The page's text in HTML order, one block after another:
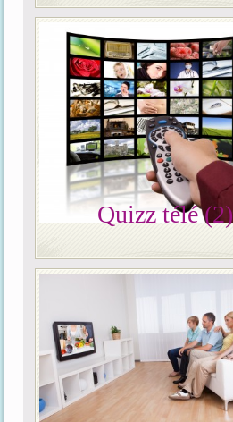
Quizz télé (2)